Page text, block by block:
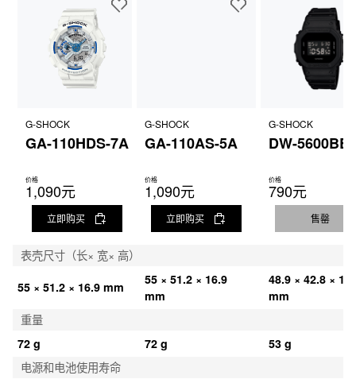
G-SHOCK
GA-110HDS-7A
价格
1,090元
立即购买
G-SHOCK
GA-110AS-5A
价格
1,090元
立即购买
G-SHOCK
DW-
价格
790元
售罄
表壳尺寸（长× 宽× 高）
55 × 51.2 × 16.9 mm
55 × 51.2 × 16.9
mm
48.9 × 42.8 ×
mm
重量
72 g
72 g
53 g
电源和电池使用寿命